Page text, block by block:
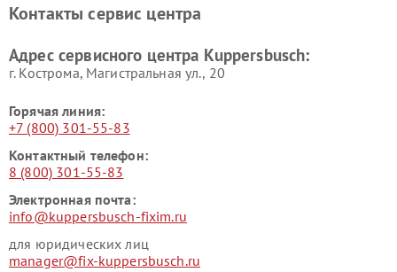
Kuppersbusch
вакуумных упаковщиков
Ремонт сушильных машин Kuppersbusch
Контакты сервис центра
Адрес сервисного центра Kuppersbusch:
г. Кострома, Магистральная ул., 20
Горячая линия:
+7 (800) 301-55-83
Контактный телефон:
8 (800) 301-55-83
Электронная почта:
info@kuppersbusch-fixim.ru
для юридических лиц
manager@fix-kuppersbusch.ru